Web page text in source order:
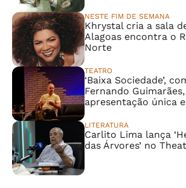
NESTE FIM DE SEMANA
Khrystal cria a sala
Alagoas encontra o
Norte
TEATRO
‘Baixa Sociedade’,
Fernando
apresentação única
LITERATURA
Carlito Lima lança
das Árvores’ no